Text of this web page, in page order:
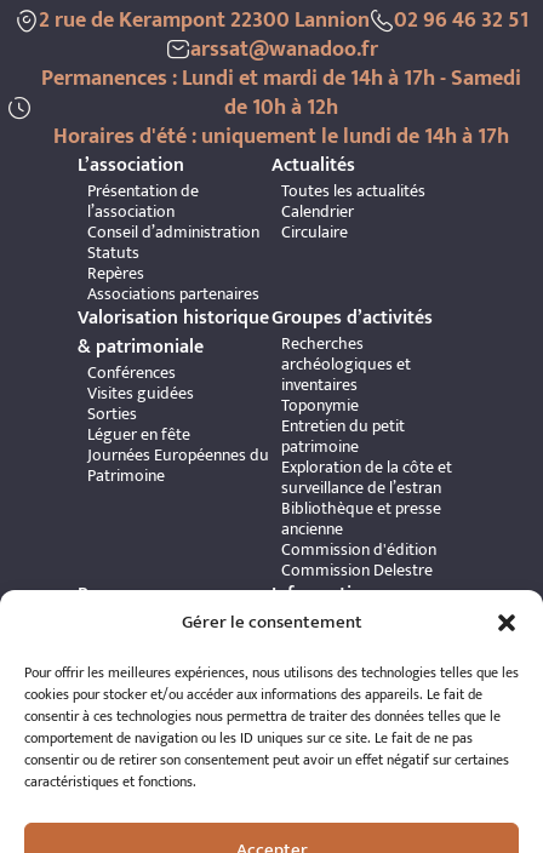
Gérer le consentement
Pour offrir les meilleures expériences, nous utilisons des technologies telles que les
cookies pour stocker et/ou accéder aux informations des appareils. Le fait de
consentir à ces technologies nous permettra de traiter des données telles que le
comportement de navigation ou les ID uniques sur ce site. Le fait de ne pas
consentir ou de retirer son consentement peut avoir un effet négatif sur certaines
caractéristiques et fonctions.
2 rue de Kerampont 22300 Lannion
02 96 46 32 51
arssat@wanadoo.fr
Permanences : Lundi et mardi de 14h à 17h - Samedi
de 10h à 12h
Horaires d'été : uniquement le lundi de 14h à 17h
L’association
Présentation de
l’association
Conseil d’administration
Statuts
Repères
Associations partenaires
Actualités
Toutes les actualités
Calendrier
Circulaire
Valorisation historique
& patrimoniale
Conférences
Visites guidées
Sorties
Léguer en fête
Journées Européennes du
Patrimoine
Groupes d’activités
Recherches
archéologiques et
inventaires
Toponymie
Entretien du petit
patrimoine
Exploration de la côte et
surveillance de l’estran
Bibliothèque et presse
ancienne
Commission d'édition
Commission Delestre
Ressources
Carte interactive
Publications et ouvrages
Archives patrimoniales
Bretania
Informations
pratiques
Adhérer à l’association
Politique de
confidentialité
Politique de cookies
Mentions légales
Espace éditeur